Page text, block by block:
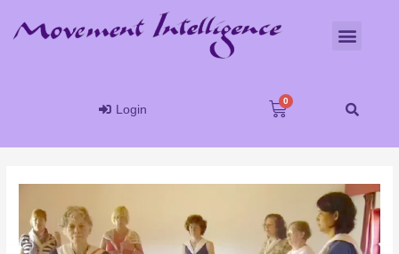
Login